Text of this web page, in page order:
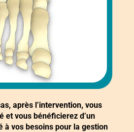
après l’intervention, vous
et vous bénéficierez d’un
à vos besoins pour la gestion